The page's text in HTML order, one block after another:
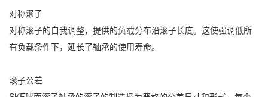
对称滚子
对称滚子的自我调整，提供的负载分布沿滚子长度。这使强调低所
有负载条件下，延长了轴承的使用寿命。
滚子公差